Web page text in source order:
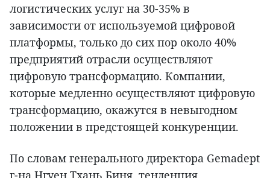
логистических услуг на 30-35% в
зависимости от используемой цифровой
платформы, только до сих пор около 40%
предприятий отрасли осуществляют
цифровую трансформацию. Компании,
которые медленно осуществляют цифровую
трансформацию, окажутся в невыгодном
положении в предстоящей конкуренции.
По словам генерального директора Gemadept
г-на Нгуен Тхань Биня, тенденция